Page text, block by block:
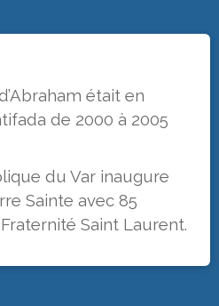
était en
de 2000 à 2005
du Var inaugure
Sainte avec 85
Saint Laurent.